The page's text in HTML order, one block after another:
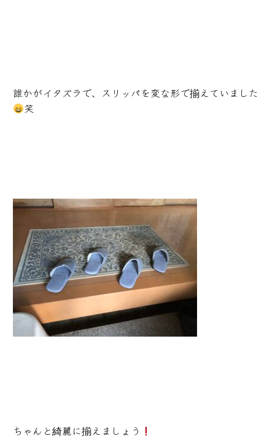
誰かがイタズラで、スリッパを変な形で揃えていました
笑
ちゃんと綺麗に揃えましょう